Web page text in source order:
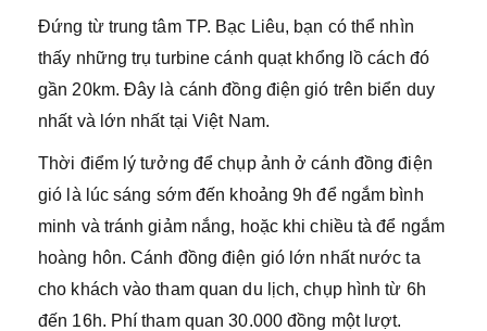
Đứng từ trung tâm TP. Bạc Liêu, bạn có thể nhìn
thấy những trụ turbine cánh quạt khổng lồ cách đó
gần 20km. Đây là cánh đồng điện gió trên biển duy
nhất và lớn nhất tại Việt Nam.
Thời điểm lý tưởng để chụp ảnh ở cánh đồng điện
gió là lúc sáng sớm đến khoảng 9h để ngắm bình
minh và tránh giảm nắng, hoặc khi chiều tà để ngắm
hoàng hôn. Cánh đồng điện gió lớn nhất nước ta
cho khách vào tham quan du lịch, chụp hình từ 6h
đến 16h. Phí tham quan 30.000 đồng một lượt.